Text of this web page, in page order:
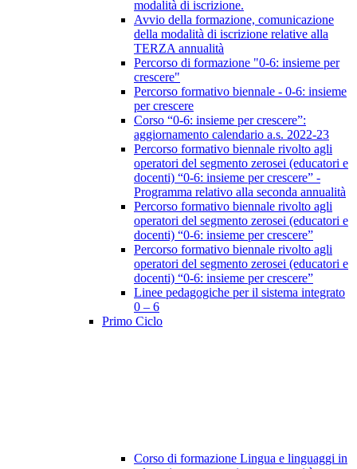
modalità di iscrizione.
Avvio della formazione, comunicazione
della modalità di iscrizione relative alla
TERZA annualità
Percorso di formazione "0-6: insieme per
crescere"
Percorso formativo biennale - 0-6: insieme
per crescere
Corso “0-6: insieme per crescere”:
aggiornamento calendario a.s. 2022-23
Percorso formativo biennale rivolto agli
operatori del segmento zerosei (educatori e
docenti) “0-6: insieme per crescere” -
Programma relativo alla seconda annualità
Percorso formativo biennale rivolto agli
operatori del segmento zerosei (educatori e
docenti) “0-6: insieme per crescere”
Percorso formativo biennale rivolto agli
operatori del segmento zerosei (educatori e
docenti) “0-6: insieme per crescere”
Linee pedagogiche per il sistema integrato
0 – 6
Primo Ciclo
Corso di formazione Lingua e linguaggi in